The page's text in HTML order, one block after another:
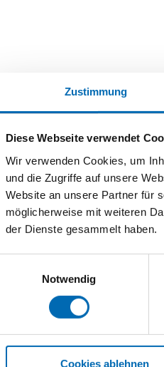
Zustimmung
Diese Webseite verwendet
Wir verwenden Cookies, um
und die Zugriffe auf unsere
Website an unsere Partner für
möglicherweise mit weiteren
der Dienste gesammelt haben.
Notwendig
Cookies ablehnen
KD15,5 Kst